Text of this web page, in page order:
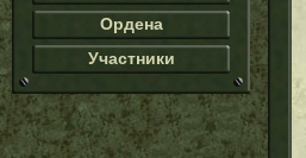
Ордена
Участники